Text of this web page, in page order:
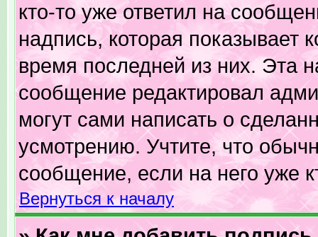
кто-то уже ответил на
надпись, которая показывает
время последней из них. Эта
сообщение редактировал
могут сами написать о
усмотрению. Учтите, что
сообщение, если на него уже
Вернуться к началу